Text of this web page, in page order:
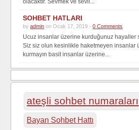
olacaktır. Sevmek ve sevil...
SOHBET HATLARI
byadmin on Ocak 17, 2019 -0 Comments
Ucuz insanlar üzerine kurduğunuz hayaller
Siz siz olun kesinlikle haketmeyen insanlar
kurmayın basit insanlar üzerine...
ateşli sohbet numaraları
Bayan Sohbet Hattı